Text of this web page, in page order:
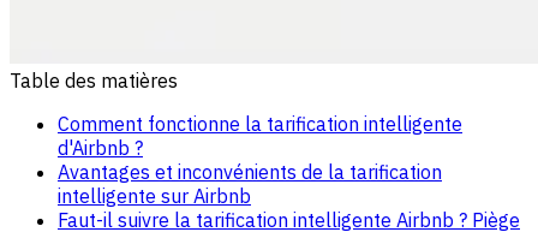
Table des matières
Comment fonctionne la tarification intelligente
d'Airbnb ?
Avantages et inconvénients de la tarification
intelligente sur Airbnb
Faut-il suivre la tarification intelligente Airbnb ? Piège